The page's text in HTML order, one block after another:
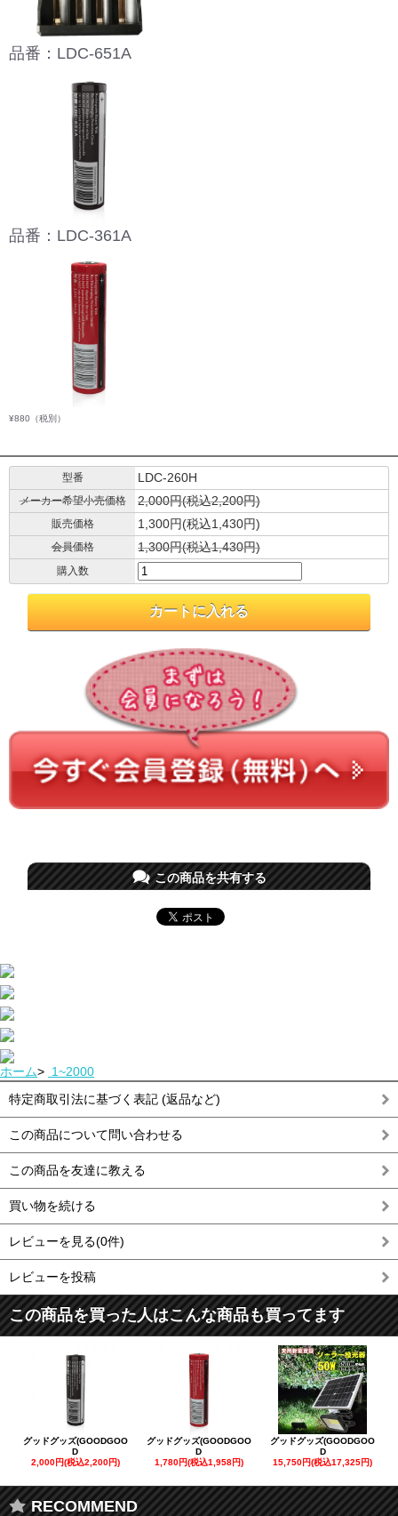
品番：LDC-651A
品番：LDC-361A
¥880 （税別）
型番 LDC-260H
メーカー希望小売価格 2,000円(税込2,200円)
販売価格 1,300円(税込1,430円)
会員価格 1,300円(税込1,430円)
購入数
この商品を共有する
ホーム> 1~2000
特定商取引法に基づく表記 (返品など)
この商品について問い合わせる
この商品を友達に教える
買い物を続ける
レビューを見る(0件)
レビューを投稿
この商品を買った人はこんな商品も買ってます
グッドグッズ(GOODGOO
D
2,000円(税込2,200円)
グッドグッズ(GOODGOO
D
1,780円(税込1,958円)
グッドグッズ(GOODGOO
D
15,750円(税込17,325円)
RECOMMEND